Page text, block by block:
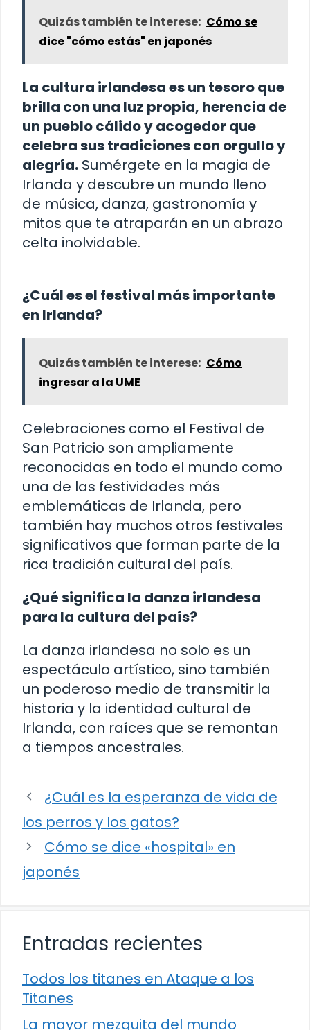
Quizás también te interese: Cómo se
dice "cómo estás" en japonés
La cultura irlandesa es un tesoro que
brilla con una luz propia, herencia de
un pueblo cálido y acogedor que
celebra sus tradiciones con orgullo y
alegría. Sumérgete en la magia de
Irlanda y descubre un mundo lleno
de música, danza, gastronomía y
mitos que te atraparán en un abrazo
celta inolvidable.
¿Cuál es el festival más importante
en Irlanda?
Quizás también te interese: Cómo
ingresar a la UME
Celebraciones como el Festival de
San Patricio son ampliamente
reconocidas en todo el mundo como
una de las festividades más
emblemáticas de Irlanda, pero
también hay muchos otros festivales
significativos que forman parte de la
rica tradición cultural del país.
¿Qué significa la danza irlandesa
para la cultura del país?
La danza irlandesa no solo es un
espectáculo artístico, sino también
un poderoso medio de transmitir la
historia y la identidad cultural de
Irlanda, con raíces que se remontan
a tiempos ancestrales.
¿Cuál es la esperanza de vida de
los perros y los gatos?
Cómo se dice «hospital» en
japonés
Entradas recientes
Todos los titanes en Ataque a los
Titanes
La mayor mezquita del mundo